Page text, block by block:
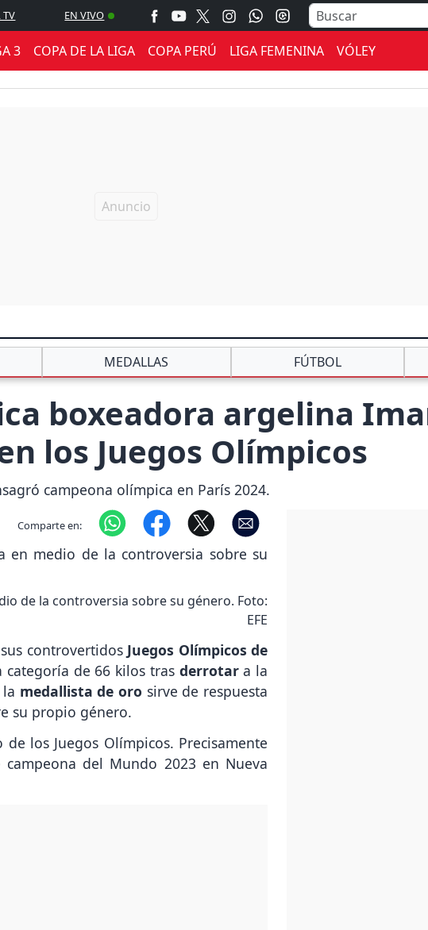
TV EN VIVO
3 COPA DE LA LIGA COPA PERÚ LIGA FEMENINA VÓLEY
MEDALLAS FÚTBOL
boxeadora argelina
los Juegos Olímpicos
campeona olímpica en París 2024.
Comparte en:
de la controversia sobre su género. Foto:
EFE
controvertidos Juegos Olímpicos de
categoría de 66 kilos tras derrotara la
medallista de oro sirve de respuesta
su propio género.
los Juegos Olímpicos. Precisamente
del Mundo 2023 en Nueva